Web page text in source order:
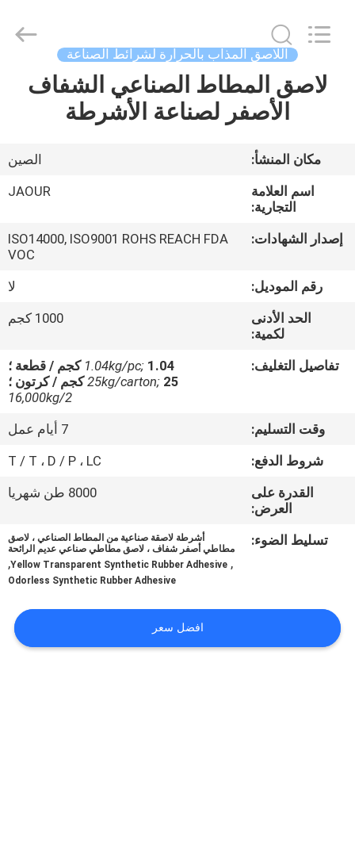
بيت
معلومات
المصنع
الجودة
اتصل
أخبار
القضايا
عرض
أسعار
Adhesive
Products
اللاصق المذاب بالحرارة لشرائط الصناعة
لاصق المطاط الصناعي الشفاف
الأصفر لصناعة الأشرطة
مكان المنشأ:
الصين
اسم العلامة
التجارية:
JAOUR
إصدار الشهادات:
ISO14000, ISO9001 ROHS REACH FDA
VOC
رقم الموديل:
لا
الحد الأدنى
لكمية:
1000 كجم
تفاصيل التغليف: 1.04kg/pc; 1.04 كجم / قطعة ؛
25kg/carton; 25 كجم / كرتون ؛
16,000kg/2
وقت التسليم:
7 أيام عمل
شروط الدفع:
T / T ، D / P ، LC
القدرة على
العرض:
8000 طن شهريا
تسليط الضوء:
أشرطة لاصقة صناعية من المطاط الصناعي ، لاصق
مطاطي أصفر شفاف ، لاصق مطاطي صناعي عديم الرائحة
,
Yellow Transparent Synthetic Rubber Adhesive
,
Odorless Synthetic Rubber Adhesive
افضل سعر